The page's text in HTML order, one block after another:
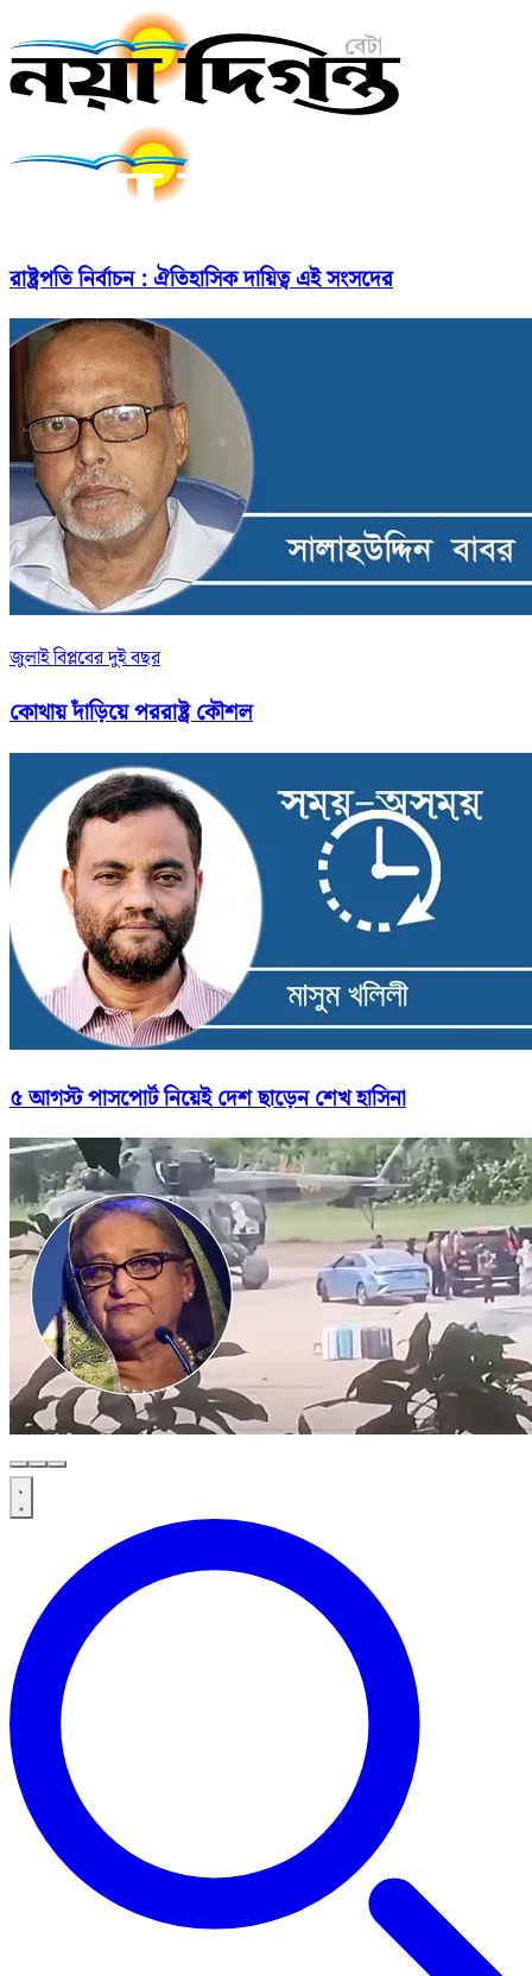
রাষ্ট্রপতি নির্বাচন : ঐতিহাসিক দায়িত্ব এই সংসদের
জুলাই বিপ্লবের দুই বছর
কোথায় দাঁড়িয়ে পররাষ্ট্র কৌশল
৫ আগস্ট পাসপোর্ট নিয়েই দেশ ছাড়েন শেখ হাসিনা